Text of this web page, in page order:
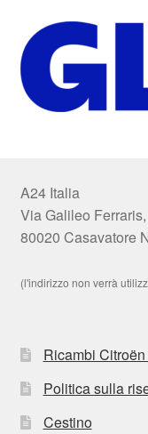
A24 Italia
Via Galileo
80020 Casavatore
(l'indirizzo non verrà
Ricambi
Politica sulla
Cestino